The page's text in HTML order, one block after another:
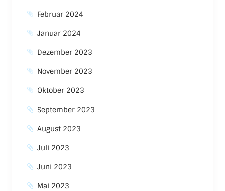
Februar 2024
Januar 2024
Dezember 2023
November 2023
Oktober 2023
September 2023
August 2023
Juli 2023
Juni 2023
Mai 2023